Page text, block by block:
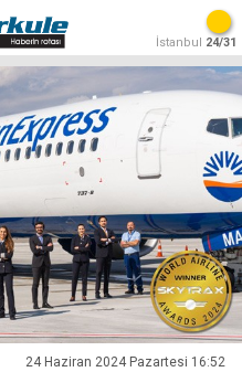
İstanbul 24/31
24 Haziran 2024 Pazartesi 16:52